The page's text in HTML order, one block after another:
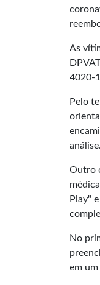
As
4020-
Pelo
análise.
Outro
Play"
No
em